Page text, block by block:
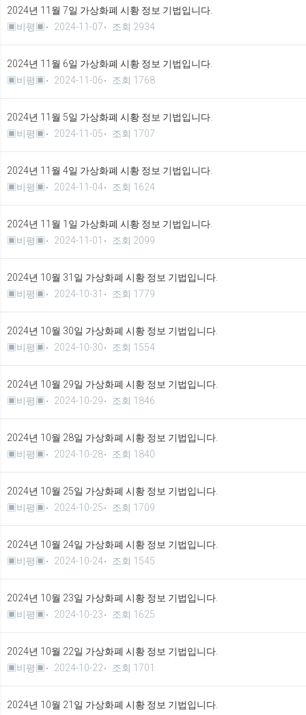
2024년 11월 7일 가상화폐 시황 정보 기법입니다.
▣비평▣
2024-11-07 조회 2934
2024년 11월 6일 가상화폐 시황 정보 기법입니다.
▣비평▣
2024-11-06 조회 1768
2024년 11월 5일 가상화폐 시황 정보 기법입니다.
▣비평▣
2024-11-05 조회 1707
2024년 11월 4일 가상화폐 시황 정보 기법입니다.
▣비평▣
2024-11-04 조회 1624
2024년 11월 1일 가상화폐 시황 정보 기법입니다.
▣비평▣
2024-11-01 조회 2099
2024년 10월 31일 가상화폐 시황 정보 기법입니다.
▣비평▣
2024-10-31 조회 1779
2024년 10월 30일 가상화폐 시황 정보 기법입니다.
▣비평▣
2024-10-30 조회 1554
2024년 10월 29일 가상화폐 시황 정보 기법입니다.
▣비평▣
2024-10-29 조회 1846
2024년 10월 28일 가상화폐 시황 정보 기법입니다.
▣비평▣
2024-10-28 조회 1840
2024년 10월 25일 가상화폐 시황 정보 기법입니다.
▣비평▣
2024-10-25 조회 1709
2024년 10월 24일 가상화폐 시황 정보 기법입니다.
▣비평▣
2024-10-24 조회 1545
2024년 10월 23일 가상화폐 시황 정보 기법입니다.
▣비평▣
2024-10-23 조회 1625
2024년 10월 22일 가상화폐 시황 정보 기법입니다.
▣비평▣
2024-10-22 조회 1701
2024년 10월 21일 가상화폐 시황 정보 기법입니다.